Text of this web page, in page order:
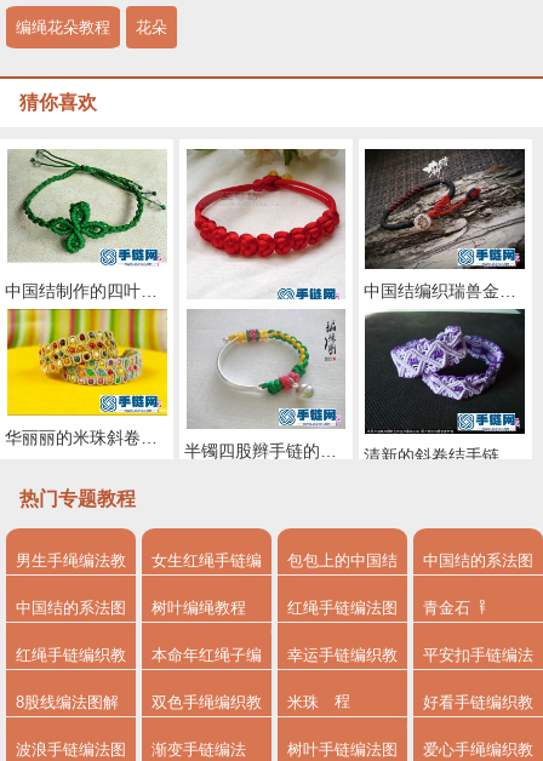
编绳花朵教程 花朵
猜你喜欢
中国结编织天长地久红绳手链教程
热门专题教程
男生手绳编法教
程
女生红绳手链编
法
包包上的中国结
系法图解
中国结的系法图
解
中国结的系法图
解，分享简单易
学的编绳入门制
作教程
树叶编绳教程 红绳手链编法图
解
青金石
红绳手链编织教
程
本命年红绳子编
法
幸运手链编织教
程
平安扣手链编法
8股线编法图解 双色手绳编织教
程
米珠 好看手链编织教
程图解
波浪手链编法图 渐变手链编法 树叶手链编法图 爱心手绳编织教